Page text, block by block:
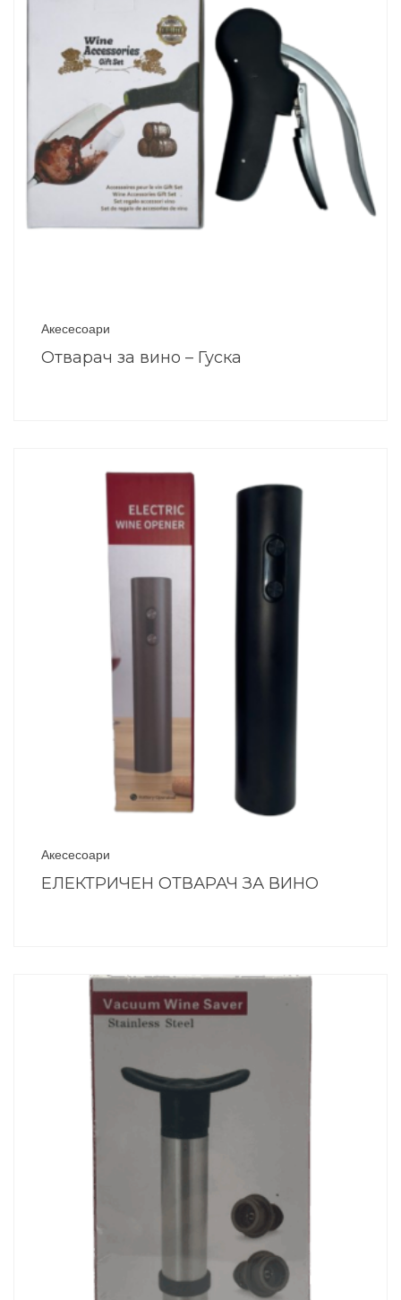
Акесесоари
Отварач за вино – Гуска
Акесесоари
ЕЛЕКТРИЧЕН ОТВАРАЧ ЗА ВИНО